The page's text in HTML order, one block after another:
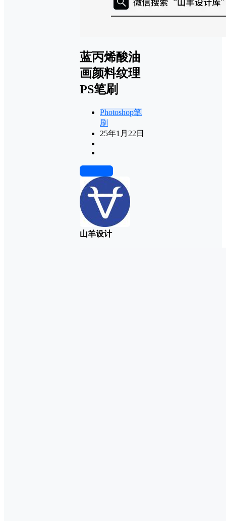
蓝丙烯酸油
画颜料纹理
PS笔刷
Photoshop笔
刷
25年1月22日
山羊设计